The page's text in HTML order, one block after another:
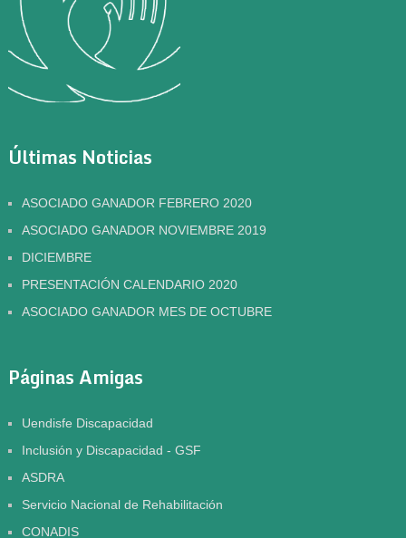
Últimas Noticias
ASOCIADO GANADOR FEBRERO 2020
ASOCIADO GANADOR NOVIEMBRE 2019
DICIEMBRE
PRESENTACIÓN CALENDARIO 2020
ASOCIADO GANADOR MES DE OCTUBRE
Páginas Amigas
Uendisfe Discapacidad
Inclusión y Discapacidad - GSF
ASDRA
Servicio Nacional de Rehabilitación
CONADIS